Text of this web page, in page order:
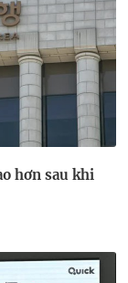
hơn sau khi